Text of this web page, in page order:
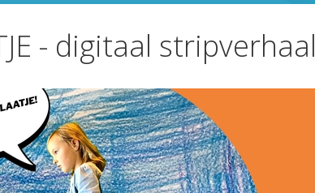
- digitaal stripverhaal